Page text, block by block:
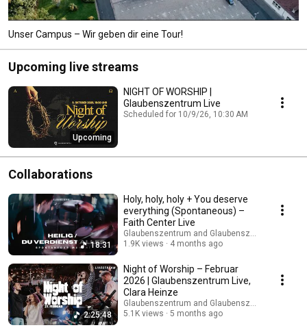
Unser Campus – Wir geben dir eine Tour!
Upcoming live streams
Upcoming
NIGHT OF WORSHIP |
Glaubenszentrum Live
Scheduled for 10/9/26, 10:30 AM
Collaborations
18:31
Holy, holy, holy + You deserve
everything (Spontaneous) –
Faith Center Live
Glaubenszentrum and Glaubenszentrum Live
1.9K views
4 months ago
2:25:48
Night of Worship – Februar
2026 | Glaubenszentrum Live,
Clara Heinze
Glaubenszentrum and Glaubenszentrum Live
5.1K views
5 months ago